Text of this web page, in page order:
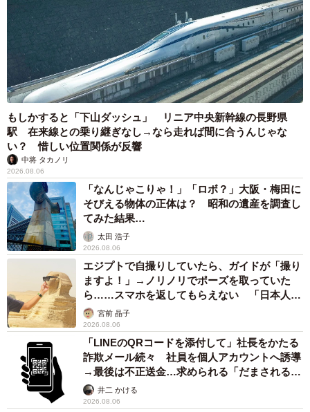
もしかすると「下山ダッシュ」 リニア中央新幹線の長野県
駅 在来線との乗り継ぎなし→なら走れば間に合うんじゃな
い？ 惜しい位置関係が反響
中将 タカノリ
2026.08.06
「なんじゃこりゃ！」「ロボ？」大阪・梅田に
そびえる物体の正体は？ 昭和の遺産を調査し
てみた結果…
太田 浩子
2026.08.06
エジプトで自撮りしていたら、ガイドが「撮り
ますよ！」→ノリノリでポーズを取っていた
ら……スマホを返してもらえない 「日本人は
カモ代表かも」「私は6時間で3万円払った」
宮前 晶子
2026.08.06
「LINEのQRコードを添付して」社長をかたる
詐欺メール続々 社員を個人アカウントへ誘導
→最後は不正送金…求められる「だまされる前
提」の対策
井二 かける
2026.08.06